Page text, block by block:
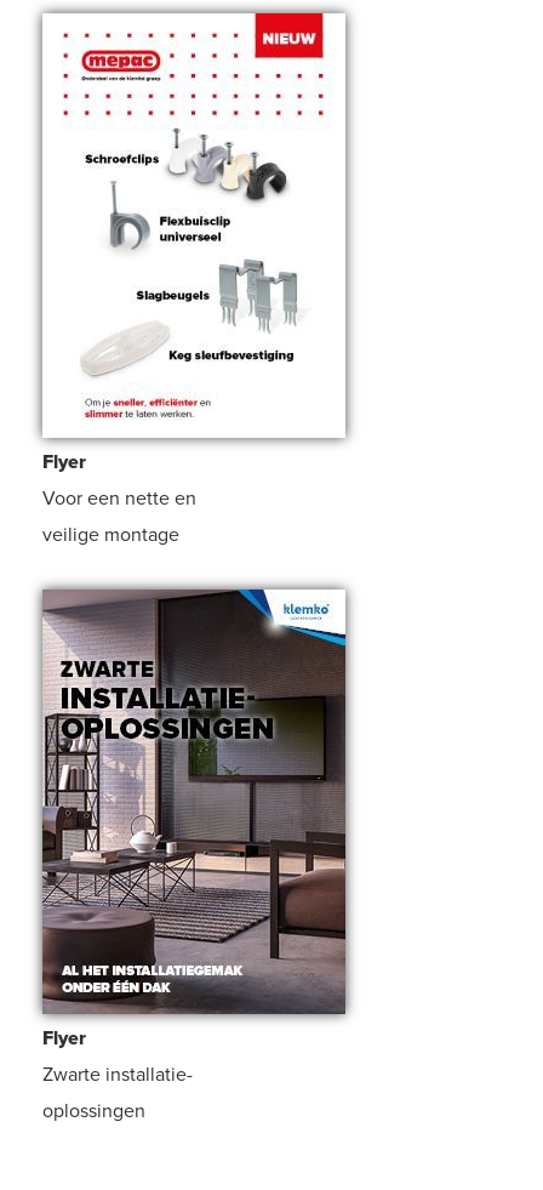
Flyer
Voor een nette en
veilige montage
Flyer
Zwarte installatie-
oplossingen